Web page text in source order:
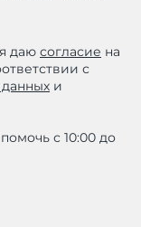
даю согласие на
с
и
с 10:00 до